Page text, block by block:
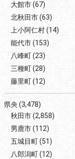
大館市(67)
北秋田市(63)
上小阿仁村(14)
能代市(153)
八峰町(23)
三種町(28)
藤里町(12)
県央 (3,478)
秋田市(2,858)
男鹿市(112)
五城目町(51)
八郎潟町(12)